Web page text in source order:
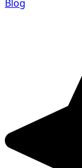
Blog